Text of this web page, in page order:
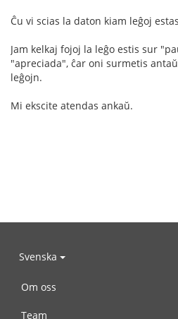
Ĉu vi scias la daton kiam leĝoj
Jam kelkaj fojoj la leĝo estis sur
"apreciada", ĉar oni surmetis
leĝojn.
Mi ekscite atendas ankaŭ.
Svenska
Om oss
Team